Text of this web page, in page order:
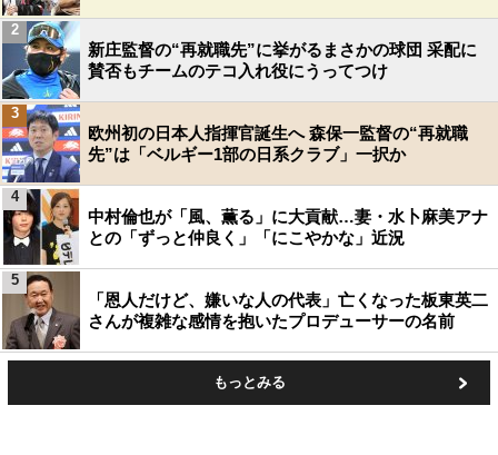
新庄監督の“再就職先”に挙がるまさかの球団 采配に
賛否もチームのテコ入れ役にうってつけ
2
欧州初の日本人指揮官誕生へ 森保一監督の“再就職
先”は「ベルギー1部の日系クラブ」一択か
3
中村倫也が「風、薫る」に大貢献…妻・水卜麻美アナ
との「ずっと仲良く」「にこやかな」近況
4
「恩人だけど、嫌いな人の代表」亡くなった板東英二
さんが複雑な感情を抱いたプロデューサーの名前
5
もっとみる